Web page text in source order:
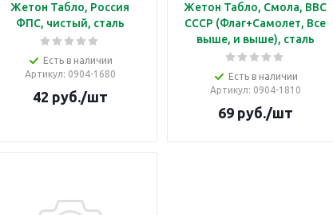
Жетон Табло, Россия
ФПС, чистый, сталь
Есть в наличии
Артикул: 0904-1680
42 руб./шт
Жетон Табло, Смола, ВВС
СССР (Флаг+Самолет, Все
выше, и выше), сталь
Есть в наличии
Артикул: 0904-1810
69руб./шт